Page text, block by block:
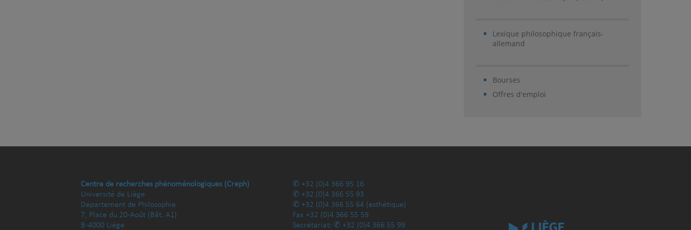
Lexique philosophique français-
allemand
Bourses
Offres d'emploi
Centre de recherches phénoménologiques (Creph)
Université de Liège
Département de Philosophie
7, Place du 20-Août (Bât. A1)
B-4000 Liège
+32 (0)4 366 95 16
+32 (0)4 366 55 93
+32 (0)4 366 55 64 (esthétique)
Fax +32 (0)4 366 55 59
Secrétariat:
+32 (0)4 366 55 99